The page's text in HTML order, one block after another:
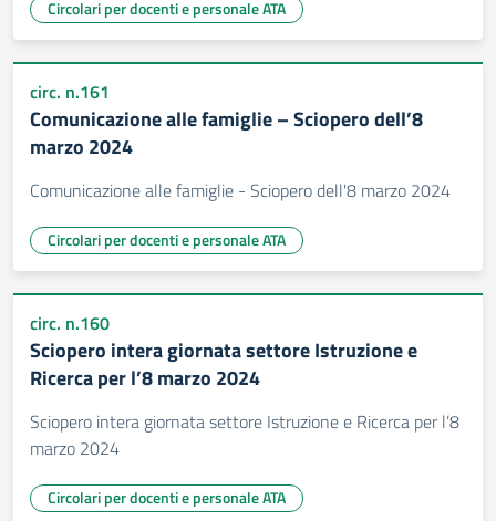
Circolari per docenti e personale ATA
circ. n.161
Comunicazione alle famiglie – Sciopero dell’8
marzo 2024
Comunicazione alle famiglie - Sciopero dell'8 marzo 2024
Circolari per docenti e personale ATA
circ. n.160
Sciopero intera giornata settore Istruzione e
Ricerca per l’8 marzo 2024
Sciopero intera giornata settore Istruzione e Ricerca per l’8
marzo 2024
Circolari per docenti e personale ATA